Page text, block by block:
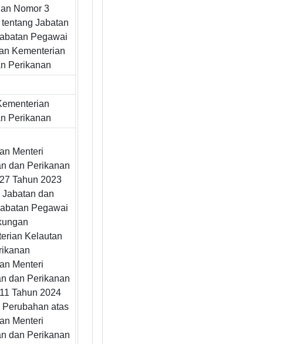
Nomor 3
Jabatan
Pegawai
Kementerian
Perikanan
Perikanan
Menteri
dan Perikanan
Tahun 2023
Jabatan dan
Pegawai
Kelautan
Menteri
dan Perikanan
Tahun 2024
Perubahan atas
Menteri
dan Perikanan